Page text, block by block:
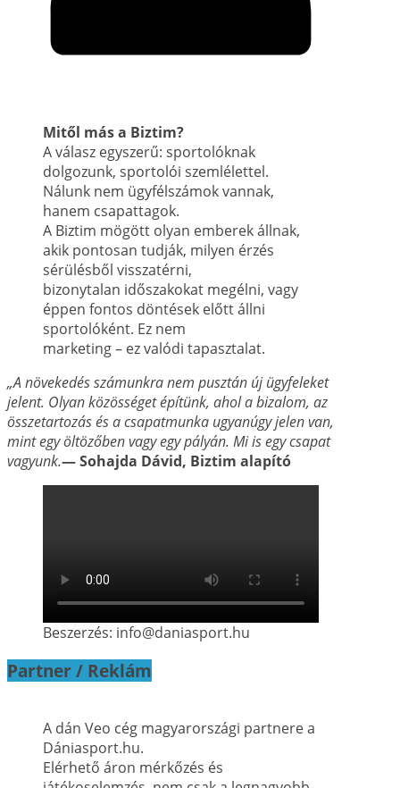
Mitől más a Biztim?
A válasz egyszerű: sportolóknak
dolgozunk, sportolói szemlélettel.
Nálunk nem ügyfélszámok vannak,
hanem csapattagok.
A Biztim mögött olyan emberek állnak,
akik pontosan tudják, milyen érzés
sérülésből visszatérni,
bizonytalan időszakokat megélni, vagy
éppen fontos döntések előtt állni
sportolóként. Ez nem
marketing – ez valódi tapasztalat.
„A növekedés számunkra nem pusztán új ügyfeleket
jelent. Olyan közösséget építünk, ahol abizalom, az
összetartozás és a csapatmunka ugyanúgy jelen van,
mint egy öltözőben vagyegy pályán. Mi is egy csapat
vagyunk.— Sohajda Dávid, Biztim alapító
Beszerzés: info@daniasport.hu
Partner / Reklám
A dán Veo cég magyarországi partnere a
Dániasport.hu.
Elérhető áron mérkőzés és